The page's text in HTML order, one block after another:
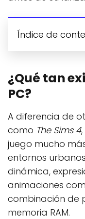
Índice de
¿Qué tan
PC?
A diferencia de
como The Sims 4
juego mucho
entornos
dinámica,
animaciones
combinación de
memoria RAM.